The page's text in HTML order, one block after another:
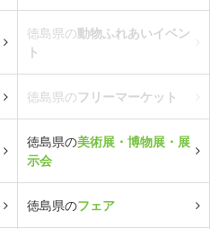
徳島県の動物ふれあいイベン
ト
徳島県のフリーマーケット
徳島県の美術展・博物展・展
示会
徳島県のフェア